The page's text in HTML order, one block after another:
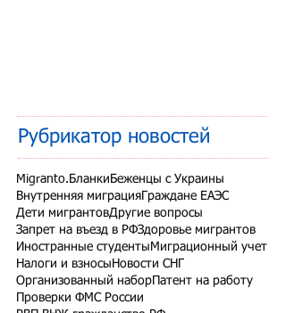
Рубрикатор новостей
Migranto.Бланки Беженцы с Украины
Внутренняя миграцияГраждане ЕАЭС
Дети мигрантовДругие вопросы
Запрет на въезд в РФЗдоровье мигрантов
Иностранные студенты Миграционный учет
Налоги и взносы Новости СНГ
Организованный наборПатент на работу
Проверки ФМС России